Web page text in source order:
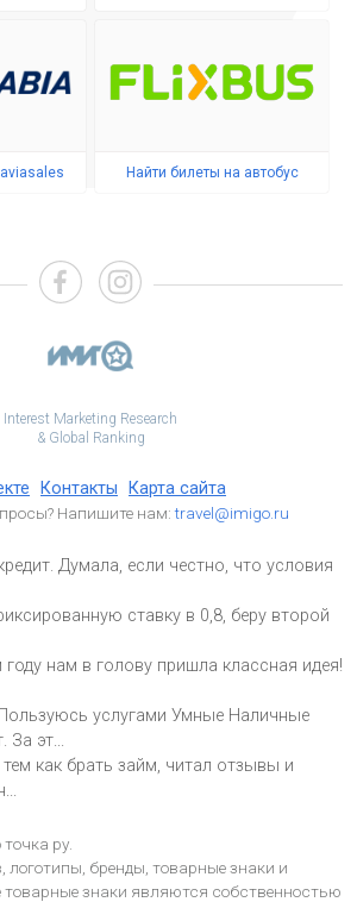
Найти билеты на автобус
Interest Marketing Research
& Global Ranking
Контакты Карта сайта
Напишите нам:travel@imigo.ru
Думала, если честно, что условия
ставку в 0,8, беру второй
году нам в голову пришла классная идея!
Пользуюсь услугами Умные Наличные
За эт...
тем как брать займ, читал отзывы и
...
ру.
логотипы, бренды, товарные знаки и
товарные знаки являются собственностью